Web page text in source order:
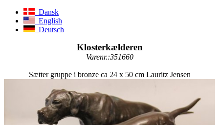
Dansk
English
Deutsch
Klosterkælderen
Varenr.:351660
Sætter gruppe i bronze ca 24 x 50 cm Lauritz Jensen